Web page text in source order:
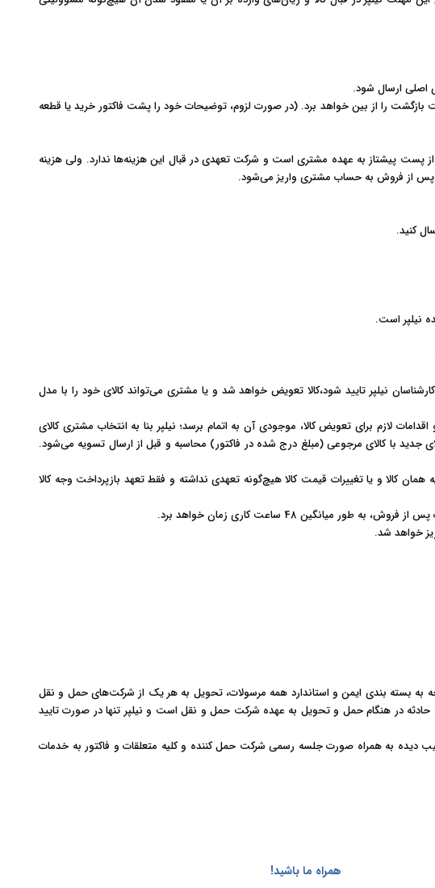
اصلی ارسال شود.
را از بین خواهد برد. (در صورت لزوم، توضیحات خود را پشت فاکتور خرید یا قطعه
از پست پیشتاز به عهده مشتری است و شرکت تعهدی در قبال این هزینه‌ها ندارد. ولی هزینه
پس از فروش به حساب مشتری واریز می‌شود.
کنید.
نیلپر است.
نیلپر تایید شود،کالا تعویض خواهد شد و یا مشتری می‌تواند کالای خود را با مدل
لازم برای تعویض کالا، موجودی آن به اتمام برسد؛ نیلپر بنا به انتخاب مشتری کالای
جدید با کالای مرجوعی (مبلغ درج شده در فاکتور) محاسبه و قبل از ارسال تسویه می‌شود.
کالا و یا تغییرات قیمت کالا هیچ‌گونه تعهدی نداشته و فقط تعهد بازپرداخت وجه کالا
48 ساعت کاری زمان خواهد برد
.
خواهد شد.
بسته بندی ایمن و استاندارد همه مرسولات، تحویل به هر یک از شرکت‌‏های حمل و نقل
حادثه در هنگام حمل و تحویل به عهده شرکت حمل و نقل است و نیلپر تنها در صورت تایید
شود و کالای آسیب دیده به همراه صورت جلسه رسمی شرکت حمل کننده و کلیه متعلقات و فاکتور به خدمات
همراه ما باشید!